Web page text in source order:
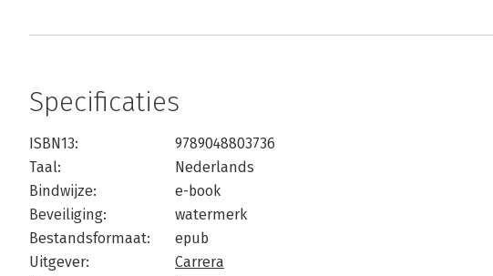
Specificaties
ISBN13:
9789048803736
Taal:
Nederlands
Bindwijze:
e-book
Beveiliging:
watermerk
Bestandsformaat:
epub
Uitgever:
Carrera